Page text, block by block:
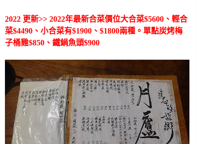
2022 更新>> 2022年最新合菜價位大合菜$5600、輕合
菜$4490、小合菜有$1900、$1800兩種。單點炭烤梅
子桶雞$850、鐵鍋魚頭$900